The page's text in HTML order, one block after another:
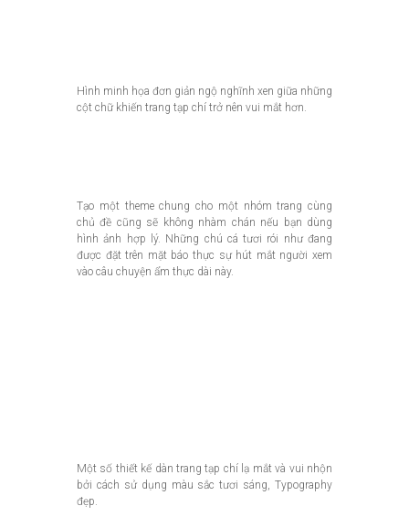
Hình minh họa đơn giản ngộ nghĩnh xen giữa những
cột chữ khiến trang tạp chí trở nên vui mắt hơn.
Tạo một theme chung cho một nhóm trang cùng
chủ đề cũng sẽ không nhàm chán nếu bạn dùng
hình ảnh hợp lý. Những chú cá tươi rói như đang
được đặt trên mặt báo thực sự hút mắt người xem
vào câu chuyện ẩm thực dài này.
Một số thiết kế dàn trang tạp chí lạ mắt và vui nhộn
bởi cách sử dụng màu sắc tươi sáng, Typography
đẹp.